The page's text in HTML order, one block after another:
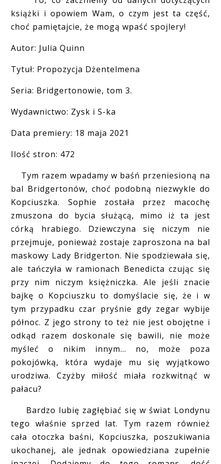
książki i opowiem Wam, o czym jest ta część,
choć pamiętajcie, że mogą wpaść spojlery!
Autor: Julia Quinn
Tytuł: Propozycja Dżentelmena
Seria: Bridgertonowie, tom 3.
Wydawnictwo: Zysk i S-ka
Data premiery: 18 maja 2021
Ilość stron: 472
Tym razem wpadamy w baśń przeniesioną na
bal Bridgertonów, choć podobną niezwykle do
Kopciuszka. Sophie została przez macochę
zmuszona do bycia służącą, mimo iż ta jest
córką hrabiego. Dziewczyna się niczym nie
przejmuje, ponieważ zostaje zaproszona na bal
maskowy Lady Bridgerton. Nie spodziewała się,
ale tańczyła w ramionach Benedicta czując się
przy nim niczym księżniczka. Ale jeśli znacie
bajkę o Kopciuszku to domyślacie się, że i w
tym przypadku czar pryśnie gdy zegar wybije
północ. Z jego strony to też nie jest obojętne i
odkąd razem doskonale się bawili, nie może
myśleć o nikim innym... no, może poza
pokojówką, która wydaje mu się wyjątkowo
urodziwa. Czyżby miłość miała rozkwitnąć w
pałacu?
Bardzo lubię zagłębiać się w świat Londynu
tego właśnie sprzed lat. Tym razem również
cała otoczka baśni, Kopciuszka, poszukiwania
ukochanej, ale jednak opowiedziana zupełnie